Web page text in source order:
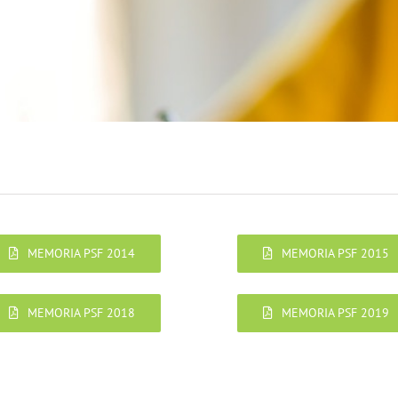
MEMORIA PSF 2014 MEMORIA PSF 2015
MEMORIA PSF 2018 MEMORIA PSF 2019